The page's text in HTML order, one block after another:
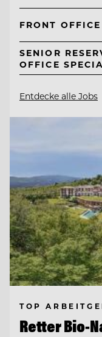
FRONT
SENIOR
OFFICE
Entdecke alle Jobs
TOP
Retter Bio-